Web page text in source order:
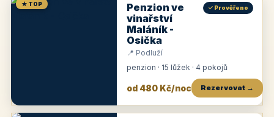
★ TOP
Penzion ve
vinařství
Maláník -
Osička
✓ Prověřeno
📍 Podluží
penzion · 15 lůžek · 4 pokojů
od 480 Kč/noc Rezervovat →